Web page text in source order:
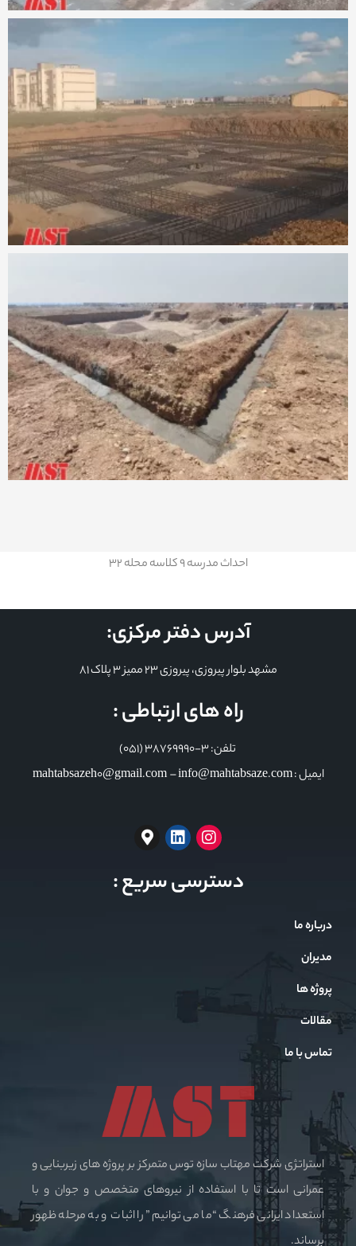
احداث مدرسه 9 کلاسه محله 32
آدرس دفتر مرکزی:
مشهد بلوار پیروزی، پیروزی 23 ممیز 3 پلاک 81
راه های ارتباطی :
تلفن: 3-38769990 (051)
ایمیل : mahtabsazeh0@gmail.com – info@mahtabsaze.com
دسترسی سریع :
درباره ما
مدیران
پروژه ها
مقالات
تماس با ما
استراتژی شرکت مهتاب سازه توس متمرکز بر پروژه های زیربنایی و
عمرانی است تا با استفاده از نیروهای متخصص و جوان و با
استعداد ایرانی فرهنگ “ما می توانیم” را اثبات و به مرحله ظهور
برساند.